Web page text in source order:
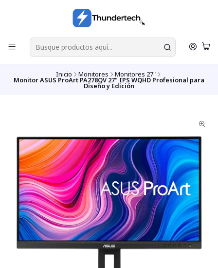
Inicio Monitores Monitores 27"
Monitor ASUS ProArt PA278QV 27" IPS WQHD Profesional para
Diseño y Edición